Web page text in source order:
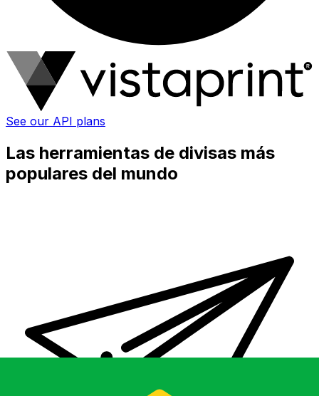
See our API plans
Las herramientas de divisas más
populares del mundo